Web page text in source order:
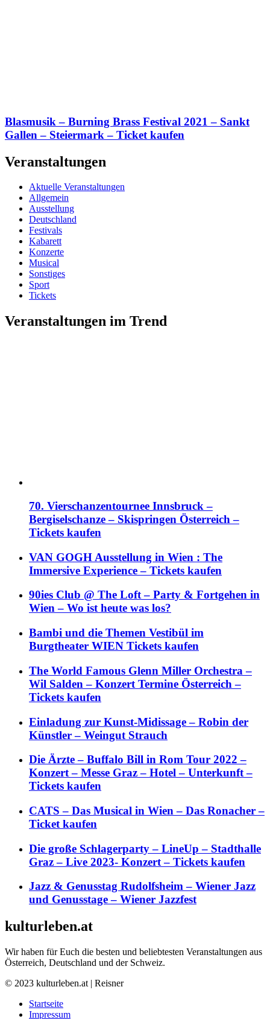
Blasmusik – Burning Brass Festival 2021 – Sankt
Gallen – Steiermark – Ticket kaufen
Veranstaltungen
Aktuelle Veranstaltungen
Allgemein
Ausstellung
Deutschland
Festivals
Kabarett
Konzerte
Musical
Sonstiges
Sport
Tickets
Veranstaltungen im Trend
70. Vierschanzentournee Innsbruck –
Bergiselschanze – Skispringen Österreich –
Tickets kaufen
VAN GOGH Ausstellung in Wien : The
Immersive Experience – Tickets kaufen
90ies Club @ The Loft – Party & Fortgehen in
Wien – Wo ist heute was los?
Bambi und die Themen Vestibül im
Burgtheater WIEN Tickets kaufen
The World Famous Glenn Miller Orchestra –
Wil Salden – Konzert Termine Österreich –
Tickets kaufen
Einladung zur Kunst-Midissage – Robin der
Künstler – Weingut Strauch
Die Ärzte – Buffalo Bill in Rom Tour 2022 –
Konzert – Messe Graz – Hotel – Unterkunft –
Tickets kaufen
CATS – Das Musical in Wien – Das Ronacher –
Ticket kaufen
Die große Schlagerparty – LineUp – Stadthalle
Graz – Live 2023- Konzert – Tickets kaufen
Jazz & Genusstag Rudolfsheim – Wiener Jazz
und Genusstage – Wiener Jazzfest
kulturleben.at
Wir haben für Euch die besten und beliebtesten Veranstaltungen aus
Österreich, Deutschland und der Schweiz.
© 2023 kulturleben.at | Reisner
Startseite
Impressum